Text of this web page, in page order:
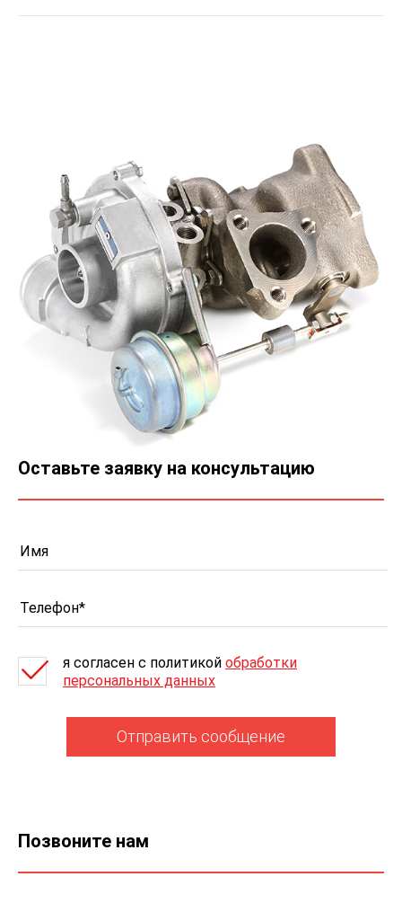
Оставьте заявку на консультацию
я согласен c политикой обработки
персональных данных
Отправить сообщение
Позвоните нам